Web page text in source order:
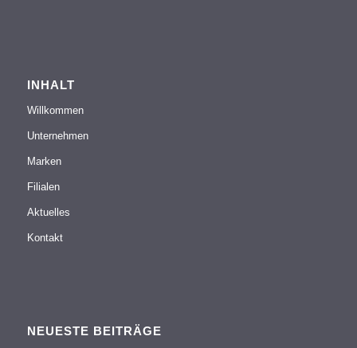
INHALT
Willkommen
Unternehmen
Marken
Filialen
Aktuelles
Kontakt
NEUESTE BEITRÄGE